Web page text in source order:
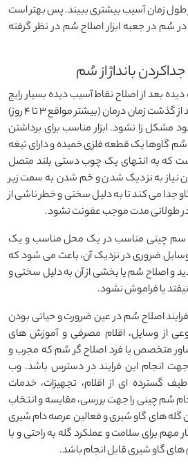
طول زمان آسیب بیشتری ببیند. پس بهتر است
سُم در جعبه ابزار اصلاح سُم در نظر گرفته
بانداژ از سُم
بعد از اصلاح نقاط آسیب دیده بسیار رایج
است. اما برداشتن آن بعد از گذشت زمان درمان (بیشتر مواقع ۳ تا ۴ روز)
مشکل زا نشود. ابزار مناسب برای برداشتن
سُم گاوها یک قطعه فلزی خمیده و دارای تیغه
که به انتهای یک چوب دستی بلند متصل
نیاز به نزدیک شدن و خم شدن به سمت زیر
گاو جدا می کند تا به دلیل سختی و خطر ناشی از
در طولانی مدت موجب عفونت نشود.
سم چینی مناسب در یک محل مناسب و یک
ضروری در نزدیک آن، باعث می شود که
و اصلاح سُم یا بخشی از آن به دلیل سختی و
یا فراموش نشود.
اصلاح سُم در عین ضرورت و حیاتی بودن
از وسایل، اقلام مصرفی و آموزش های
متخصص یا فرد اصلاح گر سُم که مجرب و
جهت انجام این فرایند در دسترس باشد. وب
گسترده ای از اقلام، تجهیزات، خدمات
سُم چینی را جهت بررسی، مقایسه و انتخاب
گله های گاو شیری و فعالین عرصه دام شیری
مهم برای سلامت و عملکرد گله به راحتی و با
های گاو شیری قابل انجام باشد.